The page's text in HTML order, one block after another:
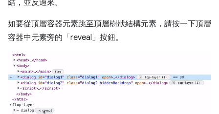
結，並反過來。
如要從頂層容器元素跳至頂層樹狀結構元素，請按一下頂層
容器中元素旁的「reveal」 按鈕。